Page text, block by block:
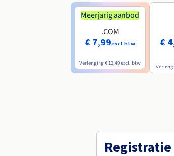
Meerjarig aanbod
.COM
€ 7,99excl. btw
Verlenging € 13,49excl. btw
€
Registratie